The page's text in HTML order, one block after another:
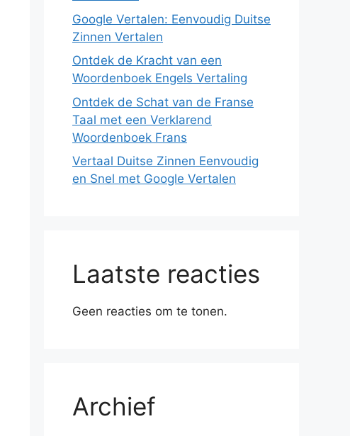
Google Vertalen: Eenvoudig Duitse
Zinnen Vertalen
Ontdek de Kracht van een
Woordenboek Engels Vertaling
Ontdek de Schat van de Franse
Taal met een Verklarend
Woordenboek Frans
Vertaal Duitse Zinnen Eenvoudig
en Snel met Google Vertalen
Laatste reacties
Geen reacties om te tonen.
Archief